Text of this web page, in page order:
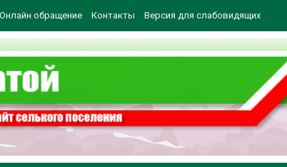
Онлайн обращение Контакты Версия для слабовидящих